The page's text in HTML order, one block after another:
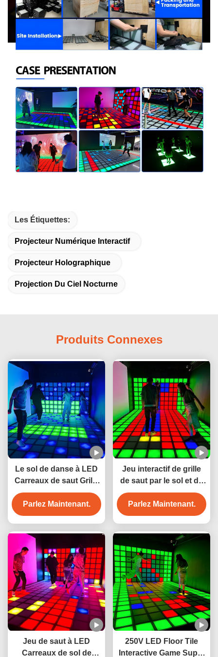
Les Étiquettes:
Projecteur Numérique Interactif
Projecteur Holographique
Projection Du Ciel Nocturne
Produits Connexes
Le sol de danse à LED
Carreaux de saut Grille
Interactive Jeu Super
Grille Mur et plancher
Parlez Maintenant.
Jeu interactif de grille
de saut par le sol et de
mur de carrelage de
piste de danse LED
Parlez Maintenant.
Jeu de saut à LED
Carreaux de sol de
250V LED Floor Tile
Interactive Game Super